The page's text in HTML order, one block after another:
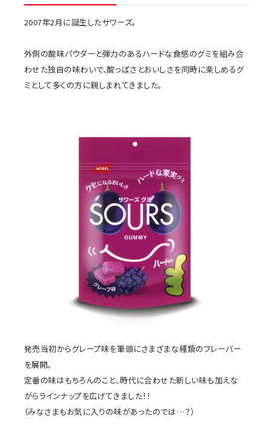
2007年2月に誕生したサワーズ。
外側の酸味パウダーと弾力のあるハードな食感のグミを組み合
わせた独自の味わいで、酸っぱさとおいしさを同時に楽しめるグ
ミとして多くの方に親しまれてきました。
発売当初からグレープ味を筆頭にさまざまな種類のフレーバー
を展開。
定番の味はもちろんのこと、時代に合わせた新しい味も加えな
がらラインナップを広げてきました！！
（みなさまもお気に入りの味があったのでは…？）